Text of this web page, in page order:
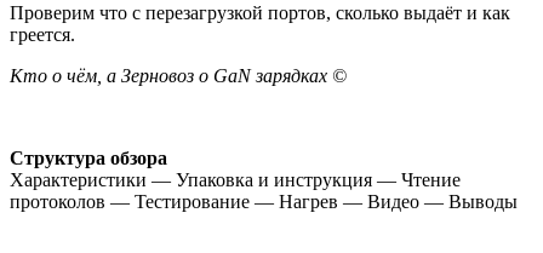
Проверим что с перезагрузкой портов, сколько выдаёт и как
греется.
Кто о чём, а Зерновоз о GaN зарядках ©
Структура обзора
Характеристики — Упаковка и инструкция — Чтение
протоколов — Тестирование — Нагрев — Видео — Выводы